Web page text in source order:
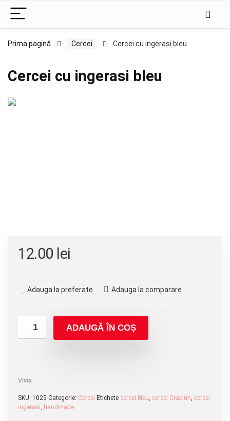
Prima pagină Cercei Cercei cu ingerasi bleu
Cercei cu ingerasi bleu
12.00 lei
Adauga la preferate Adauga la comparare
ADAUGĂ ÎN COȘ
Vivia
SKU: 1025 Categorie: Cercei Etichete cercei bleu, cercei Craciun, cercei
ingerasi, handmade